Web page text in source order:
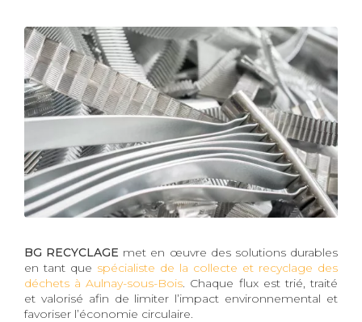
BG RECYCLAGE met en œuvre des solutions durables
en tant que spécialiste de la collecte et recyclage des
déchets à Aulnay-sous-Bois. Chaque flux est trié, traité
et valorisé afin de limiter l’impact environnemental et
favoriser l’économie circulaire.